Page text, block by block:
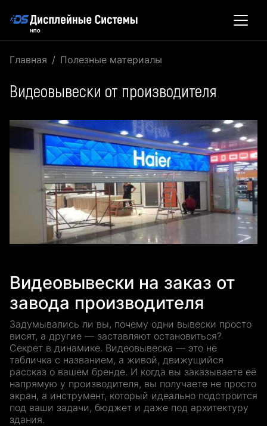
Главная Полезные материалы
Видеовывески от производителя
Видеовывески на заказ от
завода производителя
Задумывались ли вы, почему одни вывески просто
висят, а другие — заставляют остановиться?
Секрет в динамике. Видеовывеска — это не
табличка с названием, а живой, движущийся
рассказ о вашем бренде. И когда вы заказываете её
напрямую у производителя, вы получаете не просто
экран, а инструмент, который идеально подстроится
под ваши задачи, бюджет и даже под архитектуру
здания.